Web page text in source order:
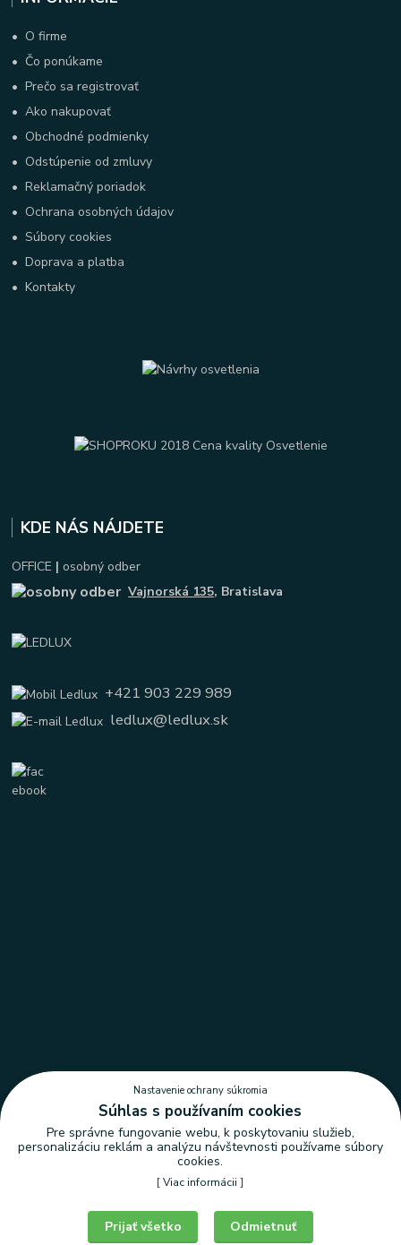
• O firme
• Čo ponúkame
•Prečo sa registrovať
•Ako nakupovať
• Obchodné podmienky
• Odstúpenie od zmluvy
•Reklamačný poriadok
• Ochrana osobných údajov
•Súbory cookies
•Doprava a platba
•Kontakty
KDE NÁS NÁJDETE
OFFICE | osobný odber
Vajnorská 135, Bratislava
+421 903 229 989
ledlux@ledlux.sk
Nastavenie ochrany súkromia
Nastavenie ochrany súkromia
Súhlas s používaním cookies
Pre správne fungovanie webu, k poskytovaniu služieb,
personalizáciu reklám a analýzu návštevnosti používame súbory
cookies.
[Viac informácii ]
Odmietnuť
Prijať všetko